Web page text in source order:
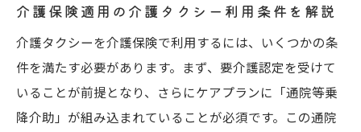
介護保険適用の介護タクシー利用条件を解説
介護タクシーを介護保険で利用するには、いくつかの条
件を満たす必要があります。まず、要介護認定を受けて
いることが前提となり、さらにケアプランに「通院等乗
降介助」が組み込まれていることが必須です。この通院